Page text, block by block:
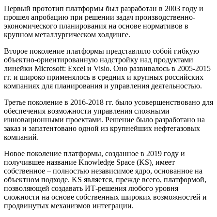
Первый прототип платформы был разработан в 2003 году и
прошел апробацию при решении задач производственно-
экономического планирования на основе нормативов в
крупном металлургическом холдинге.
Второе поколение платформы представляло собой гибкую
объектно-ориентированную надстройку над продуктами
линейки Microsoft: Excel и Visio. Оно развивалось в 2005-2015
гг. и широко применялось в средних и крупных российских
компаниях для планирования и управления деятельностью.
Третье поколение в 2016-2018 гг. было усовершенствовано для
обеспечения возможности управления сложными
инновационными проектами. Решение было разработано на
заказ и запатентовано одной из крупнейших нефтегазовых
компаний.
Новое поколение платформы, созданное в 2019 году и
получившее название Knowledge Space (KS), имеет
собственное – полностью независимое ядро, основанное на
объектном подходе. KS является, прежде всего, платформой,
позволяющей создавать ИТ-решения любого уровня
сложности на основе собственных широких возможностей и
продвинутых механизмов интеграции.